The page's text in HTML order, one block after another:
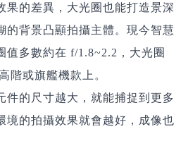
果的差異，大光圈也能打造景深
的背景凸顯拍攝主體。現今智慧
值多數約在 f/1.8~2.2，大光圈
階或旗艦機款上。
件的尺寸越大，就能捕捉到更多
境的拍攝效果就會越好，成像也